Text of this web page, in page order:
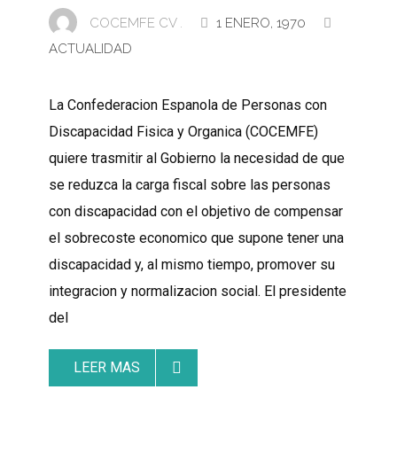
COCEMFE CV .
1 ENERO, 1970
ACTUALIDAD
La Confederacion Espanola de Personas con
Discapacidad Fisica y Organica (COCEMFE)
quiere trasmitir al Gobierno la necesidad de que
se reduzca la carga fiscal sobre las personas
con discapacidad con el objetivo de compensar
el sobrecoste economico que supone tener una
discapacidad y, al mismo tiempo, promover su
integracion y normalizacion social. El presidente
del
LEER MAS